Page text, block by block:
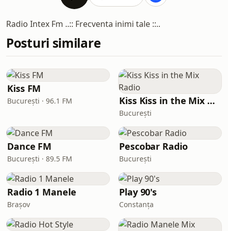
Radio Intex Fm ..:: Frecventa inimi tale ::..
Posturi similare
Kiss FM
București · 96.1 FM Kiss Kiss in the Mix Radio
București
Dance FM
București · 89.5 FM
Pescobar Radio
București
Radio 1 Manele
Brașov
Play 90's
Constanța